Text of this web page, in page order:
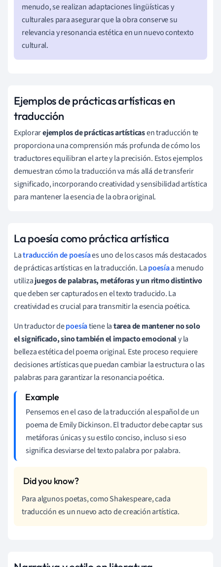
menudo, se realizan adaptaciones lingüísticas y
culturales para asegurar que la obra conserve su
relevancia y resonancia estética en un nuevo contexto
cultural.
Ejemplos de prácticas artísticas en
traducción
Explorarejemplos de prácticas artísticasen traducción te
proporciona una comprensión más profunda de cómo los
traductores equilibran el arte y la precisión. Estos ejemplos
demuestran cómo la traducción va más allá de transferir
significado, incorporando creatividad y sensibilidad artística
para mantener la esencia de la obra original.
La poesía como práctica artística
Latraducción de poesíaes uno de los casos más destacados
de prácticas artísticas en la traducción. Lapoesíaa menudo
utilizajuegos de palabras, metáforas y un ritmo distintivo
que deben ser capturados en el texto traducido. La
creatividad es crucial para transmitir la esencia poética.
Un traductor depoesíatiene latarea de mantener no solo
el significado, sino también el impacto emocionaly la
belleza estética del poema original. Este proceso requiere
decisiones artísticas que puedan cambiar la estructura o las
palabras para garantizar la resonancia poética.
Pensemos en el caso de la traducción al español de un
poema de Emily Dickinson. El traductor debe captar sus
metáforas únicas y su estilo conciso, incluso si eso
significa desviarse del texto palabra por palabra.
Para algunos poetas, como Shakespeare, cada
traducción es un nuevo acto de creación artística.